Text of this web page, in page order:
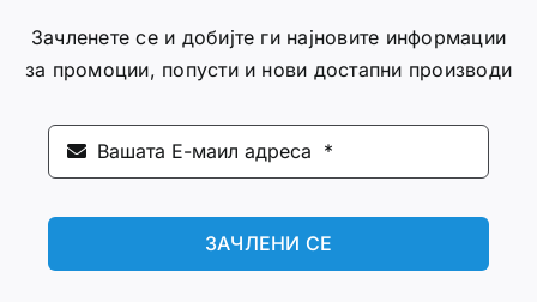
Зачленете се и добијте ги најновите информации
за промоции, попусти и нови достапни производи
ЗАЧЛЕНИ СЕ